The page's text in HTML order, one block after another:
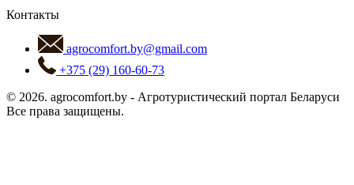
Контакты
agrocomfort.by@gmail.com
+375 (29) 160-60-73
© 2026. agrocomfort.by - Агротуристический портал Беларуси
Все права защищены.